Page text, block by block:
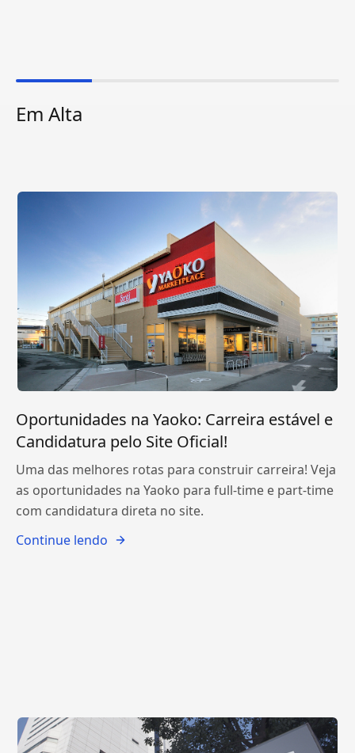
Em Alta
Oportunidades na Yaoko: Carreira estável e
Candidatura pelo Site Oficial!
Uma das melhores rotas para construir carreira! Veja
as oportunidades na Yaoko para full-time e part-time
com candidatura direta no site.
Continue lendo